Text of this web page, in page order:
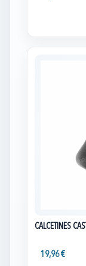
CALCETINES
19,96 €